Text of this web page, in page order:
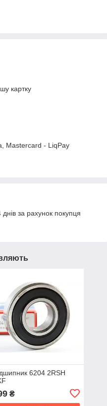
картку
Mastercard - LiqPay
за рахунок покупця
6204 2RSH
₴